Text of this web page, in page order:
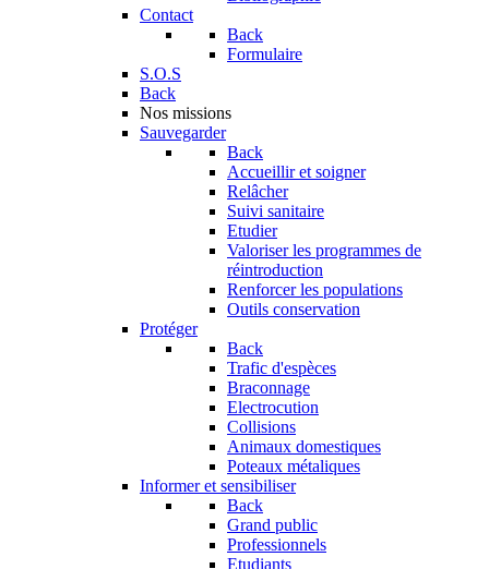
Contact
Back
Formulaire
S.O.S
Back
Nos missions
Sauvegarder
Back
Accueillir et soigner
Relâcher
Suivi sanitaire
Etudier
Valoriser les programmes de
réintroduction
Renforcer les populations
Outils conservation
Protéger
Back
Trafic d'espèces
Braconnage
Electrocution
Collisions
Animaux domestiques
Poteaux métaliques
Informer et sensibiliser
Back
Grand public
Professionnels
Etudiants